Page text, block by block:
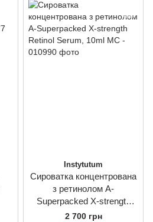
Instytutum
Сироватка концентрована
з ретинолом A-
Superpacked X-strength
Retinol Serum, 10ml
2 700 грн